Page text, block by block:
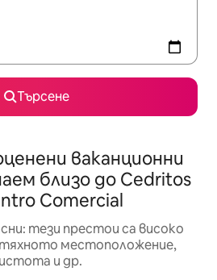
Търсене
ваканционни
близо до Cedritos
Comercial
тези престои са високо
тяхното местоположение,
и др.